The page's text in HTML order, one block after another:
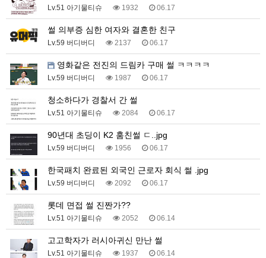
Lv.51 아기물티슈 1932 06.17
썰 의부증 심한 여자와 결혼한 친구
Lv.59 버디버디 2137 06.17
영화같은 전진의 드림카 구매 썰 ㅋㅋㅋㅋ
Lv.59 버디버디 1987 06.17
청소하다가 경찰서 간 썰
Lv.51 아기물티슈 2084 06.17
90년대 초딩이 K2 훔친썰 ㄷ..jpg
Lv.59 버디버디 1956 06.17
한국패치 완료된 외국인 근로자 회식 썰 .jpg
Lv.59 버디버디 2092 06.17
롯데 면접 썰 진짠가??
Lv.51 아기물티슈 2052 06.14
고고학자가 러시아귀신 만난 썰
Lv.51 아기물티슈 1937 06.14